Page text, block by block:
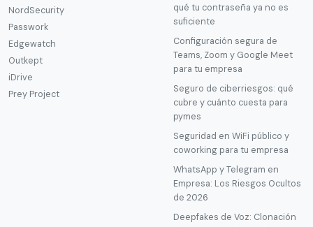
NordSecurity
Passwork
Edgewatch
Outkept
iDrive
Prey Project
qué tu contraseña ya no es
suficiente
Configuración segura de
Teams, Zoom y Google Meet
para tu empresa
Seguro de ciberriesgos: qué
cubre y cuánto cuesta para
pymes
Seguridad en WiFi público y
coworking para tu empresa
WhatsApp y Telegram en
Empresa: Los Riesgos Ocultos
de 2026
Deepfakes de Voz: Clonación